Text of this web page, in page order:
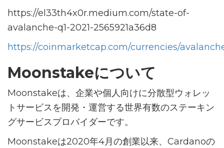
https://el33th4x0r.medium.com/state-of-
avalanche-q1-2021-2565921a36d8
https://coinmarketcap.com/currencies/
Moonstakeについて
Moonstakeは、企業や個人向けに分散型ウォレッ
トサービスを開発・運営する世界有数のステーキン
グサービスプロバイダーです。
Moonstakeは2020年4月の創業以来、Cardanoの